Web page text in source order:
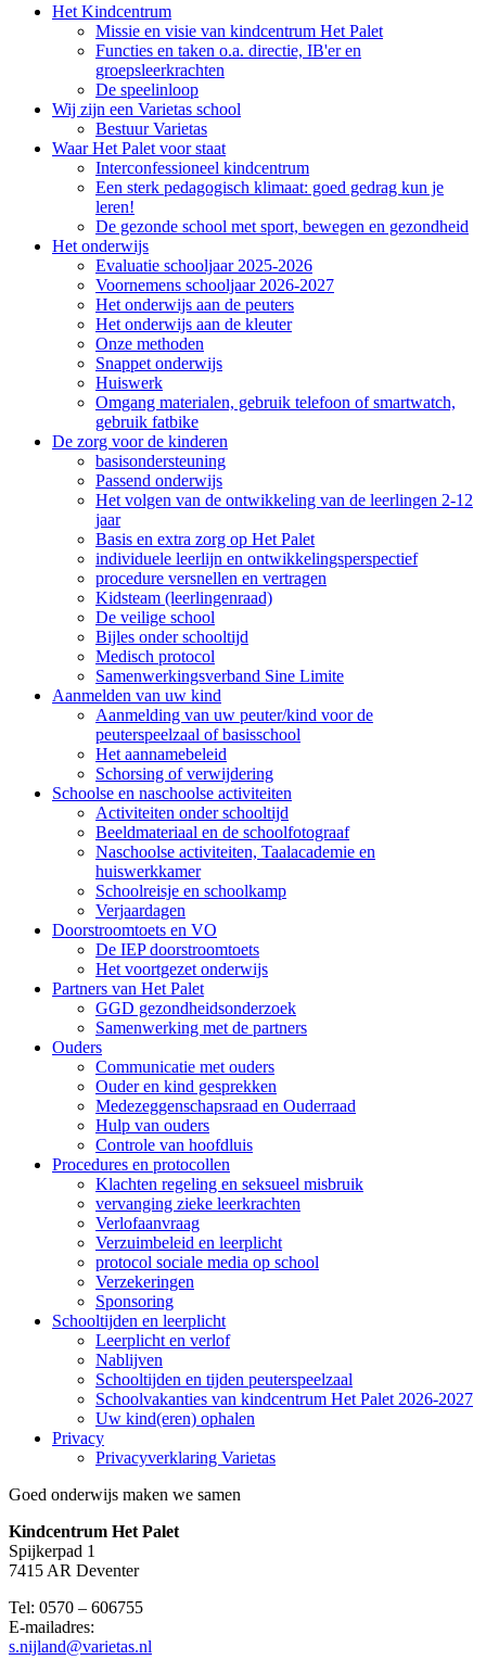
Het Kindcentrum
Missie en visie van kindcentrum Het Palet
Functies en taken o.a. directie, IB'er en
groepsleerkrachten
De speelinloop
Wij zijn een Varietas school
Bestuur Varietas
Waar Het Palet voor staat
Interconfessioneel kindcentrum
Een sterk pedagogisch klimaat: goed gedrag kun je
leren!
De gezonde school met sport, bewegen en gezondheid
Het onderwijs
Evaluatie schooljaar 2025-2026
Voornemens schooljaar 2026-2027
Het onderwijs aan de peuters
Het onderwijs aan de kleuter
Onze methoden
Snappet onderwijs
Huiswerk
Omgang materialen, gebruik telefoon of smartwatch,
gebruik fatbike
De zorg voor de kinderen
basisondersteuning
Passend onderwijs
Het volgen van de ontwikkeling van de leerlingen 2-12
jaar
Basis en extra zorg op Het Palet
individuele leerlijn en ontwikkelingsperspectief
procedure versnellen en vertragen
Kidsteam (leerlingenraad)
De veilige school
Bijles onder schooltijd
Medisch protocol
Samenwerkingsverband Sine Limite
Aanmelden van uw kind
Aanmelding van uw peuter/kind voor de
peuterspeelzaal of basisschool
Het aannamebeleid
Schorsing of verwijdering
Schoolse en naschoolse activiteiten
Activiteiten onder schooltijd
Beeldmateriaal en de schoolfotograaf
Naschoolse activiteiten, Taalacademie en
huiswerkkamer
Schoolreisje en schoolkamp
Verjaardagen
Doorstroomtoets en VO
De IEP doorstroomtoets
Het voortgezet onderwijs
Partners van Het Palet
GGD gezondheidsonderzoek
Samenwerking met de partners
Ouders
Communicatie met ouders
Ouder en kind gesprekken
Medezeggenschapsraad en Ouderraad
Hulp van ouders
Controle van hoofdluis
Procedures en protocollen
Klachten regeling en seksueel misbruik
vervanging zieke leerkrachten
Verlofaanvraag
Verzuimbeleid en leerplicht
protocol sociale media op school
Verzekeringen
Sponsoring
Schooltijden en leerplicht
Leerplicht en verlof
Nablijven
Schooltijden en tijden peuterspeelzaal
Schoolvakanties van kindcentrum Het Palet 2026-2027
Uw kind(eren) ophalen
Privacy
Privacyverklaring Varietas
Goed onderwijs maken we samen
Kindcentrum Het Palet
Spijkerpad 1
7415 AR Deventer
Tel: 0570 – 606755
E-mailadres:
s.nijland@varietas.nl